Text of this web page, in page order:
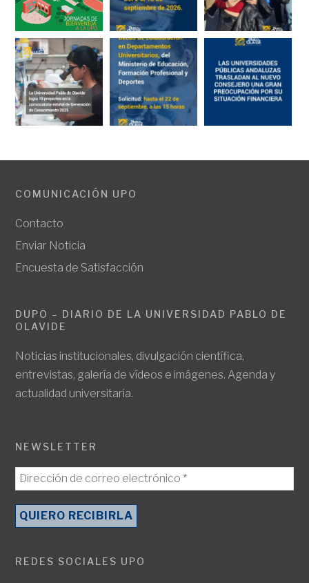
COMUNICACIÓN UPO
Contacto
Enviar Noticia
Encuesta de Satisfacción
DUPO – DIARIO DE LA UNIVERSIDAD PABLO DE
OLAVIDE
Noticias institucionales, divulgación científica,
entrevistas, galería de vídeos e imágenes. Agenda y
actualidad universitaria.
NEWSLETTER
REDES SOCIALES UPO